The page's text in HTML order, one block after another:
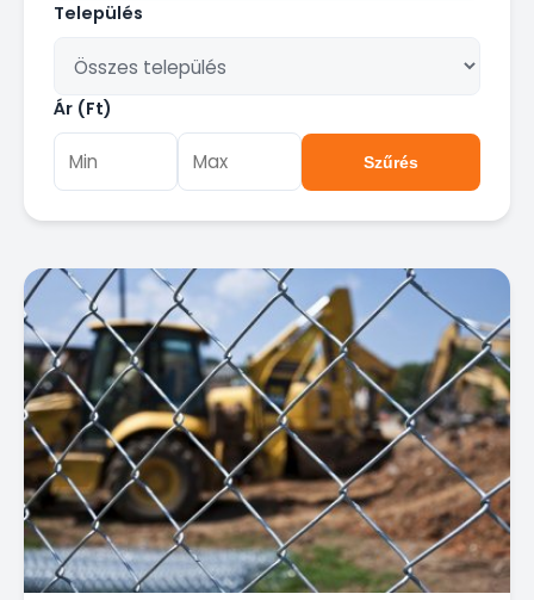
Település
Ár (Ft)
Szűrés